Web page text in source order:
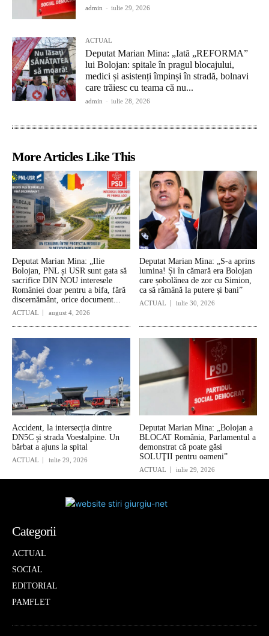
admin - iulie 29, 2026
ACTUAL
Deputat Marian Mina: „Iată „REFORMA”
lui Bolojan: spitale în pragul blocajului,
medici și asistenți împinși în stradă, bolnavi
care trăiesc cu teama că nu...
admin - iulie 28, 2026
More Articles Like This
Deputat Marian Mina: „Ilie
Bolojan, PNL și USR sunt gata să
sacrifice DIN NOU interesele
României doar pentru a bifa, fără
discernământ, orice document...
ACTUAL august 4, 2026
Deputat Marian Mina: „S-a aprins
lumina! Și în cămară era Bolojan
care șobolănea de zor cu Simion,
ca să rămână la putere și bani”
ACTUAL iulie 30, 2026
Accident, la intersecția dintre
DN5C și strada Voestalpine. Un
bărbat a ajuns la spital
ACTUAL iulie 29, 2026
Deputat Marian Mina: „Bolojan a
BLOCAT România, Parlamentul a
demonstrat că poate găsi
SOLUŢII pentru oameni”
ACTUAL iulie 29, 2026
Categorii
ACTUAL
SOCIAL
EDITORIAL
PAMFLET